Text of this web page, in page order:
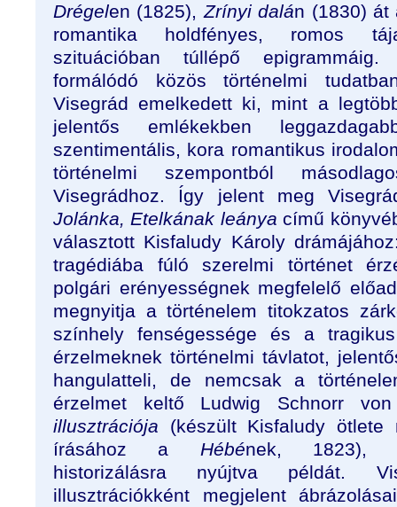
Drégelen (1825), Zrínyi dalán (1830)
romantika holdfényes, romos
szituációban túllépő
formálódó közös történelmi
Visegrád emelkedett ki, mint a
jelentős emlékekben
szentimentális, kora romantikus
történelmi szempontból
Visegrádhoz. Így jelent meg
Jolánka, Etelkának leánya című
választott Kisfaludy Károly
tragédiába fúló szerelmi történet
polgári erényességnek megfelelő
megnyitja a történelem titokzatos
színhely fenségessége és a
érzelmeknek történelmi távlatot,
hangulatteli, de nemcsak a
érzelmet keltő Ludwig Schnorr
illusztrációja (készült Kisfaludy ötlete
írásához a Hébének, 1823),
historizálásra nyújtva példát.
illusztrációkként megjelent